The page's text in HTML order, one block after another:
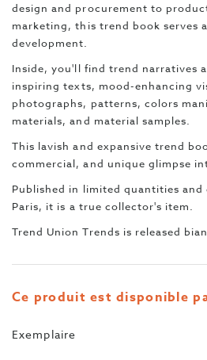
design and procurement to
marketing, this trend book serves
development.
Inside, you'll find trend narratives
inspiring texts, mood-enhancing
photographs, patterns, colors
materials, and material samples.
This lavish and expansive trend
commercial, and unique glimpse
Published in limited quantities
Paris, it is a true collector's item.
Trend Union Trends is released
Ce produit est disponible
Exemplaire